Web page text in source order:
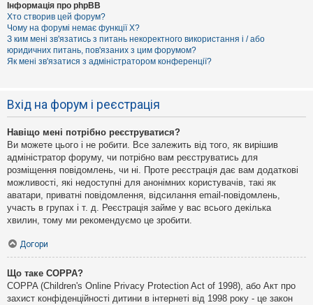
Інформація про phpBB
Хто створив цей форум?
Чому на форумі немає функції X?
З ким мені зв'язатись з питань некоректного використання і / або
юридичних питань, пов'язаних з цим форумом?
Як мені зв'язатися з адміністратором конференції?
Вхід на форум і реєстрація
Навіщо мені потрібно реєструватися?
Ви можете цього і не робити. Все залежить від того, як вирішив
адміністратор форуму, чи потрібно вам реєструватись для
розміщення повідомлень, чи ні. Проте реєстрація дає вам додаткові
можливості, які недоступні для анонімних користувачів, такі як
аватари, приватні повідомлення, відсилання email-повідомлень,
участь в групах і т. д. Реєстрація займе у вас всього декілька
хвилин, тому ми рекомендуємо це зробити.
Догори
Що таке COPPA?
COPPA (Children's Online Privacy Protection Act of 1998), або Акт про
захист конфіденційності дитини в інтернеті від 1998 року - це закон